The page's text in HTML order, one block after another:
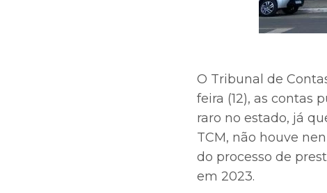
O Tribunal de
feira (12), as contas
raro no estado, já
TCM, não houve
do processo de
em 2023.